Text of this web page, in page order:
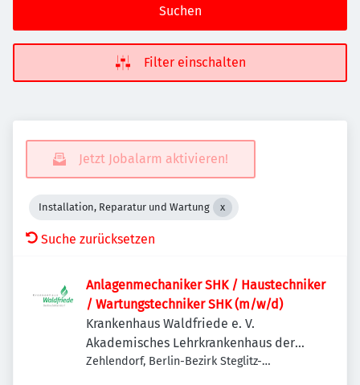
Suchen
Filter einschalten
Jetzt Jobalarm aktivieren!
Installation, Reparatur und Wartung
Suche zurücksetzen
Anlagenmechaniker SHK / Haustechniker
/ Wartungstechniker SHK (m/w/d)
Krankenhaus Waldfriede e. V.
Akademisches Lehrkrankenhaus der
Charité
Zehlendorf, Berlin-Bezirk Steglitz-